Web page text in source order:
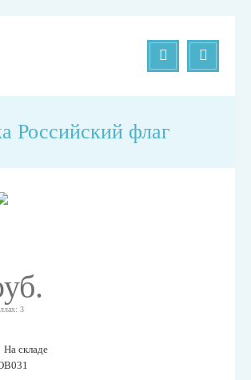
Российский флаг
3
На складе